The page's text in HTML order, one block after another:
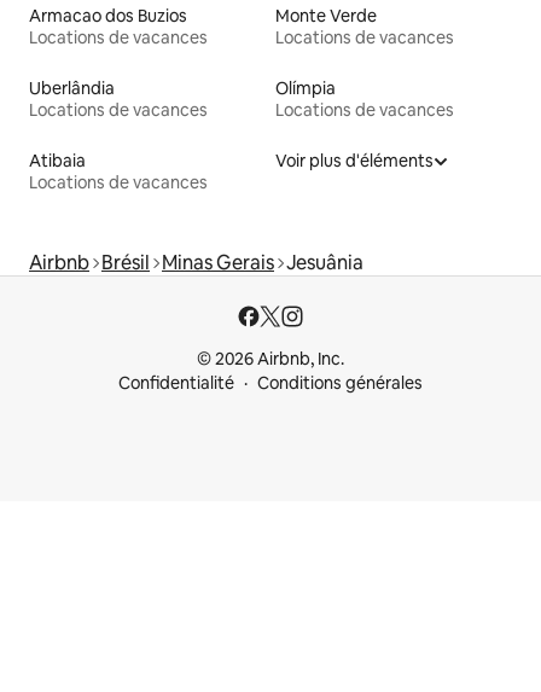
Armacao dos Buzios
Locations de vacances
Monte Verde
Locations de vacances
Uberlândia
Locations de vacances
Olímpia
Locations de vacances
Atibaia
Locations de vacances
Voir plus d'éléments
Airbnb Brésil Minas Gerais Jesuânia
© 2026 Airbnb, Inc.
Confidentialité
Conditions générales